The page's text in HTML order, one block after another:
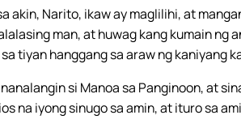
akin, Narito, ikaw ay maglilihi, at
man, at huwag kang kumain ng
tiyan hanggang sa araw ng kaniyang
si Manoa sa Panginoon, at
na iyong sinugo sa amin, at ituro sa